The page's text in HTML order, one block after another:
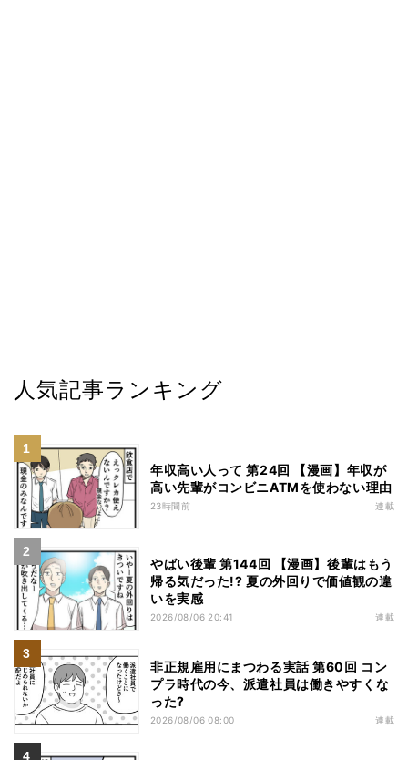
人気記事ランキング
年収高い人って 第24回 【漫画】年収が
高い先輩がコンビニATMを使わない理由
23時間前 連載
やばい後輩 第144回 【漫画】後輩はもう
帰る気だった!? 夏の外回りで価値観の違
いを実感
2026/08/06 20:41 連載
非正規雇用にまつわる実話 第60回 コン
プラ時代の今、派遣社員は働きやすくな
った?
2026/08/06 08:00 連載